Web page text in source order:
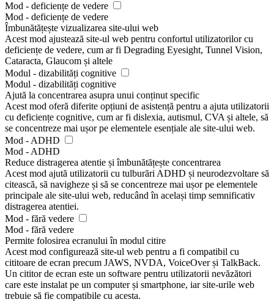
Mod - deficiențe de vedere
Mod - deficiențe de vedere
Îmbunătățește vizualizarea site-ului web
Acest mod ajustează site-ul web pentru confortul utilizatorilor cu
deficiențe de vedere, cum ar fi Degrading Eyesight, Tunnel Vision,
Cataracta, Glaucom și altele
Modul - dizabilități cognitive
Modul - dizabilități cognitive
Ajută la concentrarea asupra unui conținut specific
Acest mod oferă diferite opțiuni de asistență pentru a ajuta utilizatorii
cu deficiențe cognitive, cum ar fi dislexia, autismul, CVA și altele, să
se concentreze mai ușor pe elementele esențiale ale site-ului web.
Mod - ADHD
Mod - ADHD
Reduce distragerea atentie și îmbunătățește concentrarea
Acest mod ajută utilizatorii cu tulburări ADHD și neurodezvoltare să
citească, să navigheze și să se concentreze mai ușor pe elementele
principale ale site-ului web, reducând în același timp semnificativ
distragerea atentiei.
Mod - fără vedere
Mod - fără vedere
Permite folosirea ecranului în modul citire
Acest mod configurează site-ul web pentru a fi compatibil cu
cititoare de ecran precum JAWS, NVDA, VoiceOver și TalkBack.
Un cititor de ecran este un software pentru utilizatorii nevăzători
care este instalat pe un computer și smartphone, iar site-urile web
trebuie să fie compatibile cu acesta.